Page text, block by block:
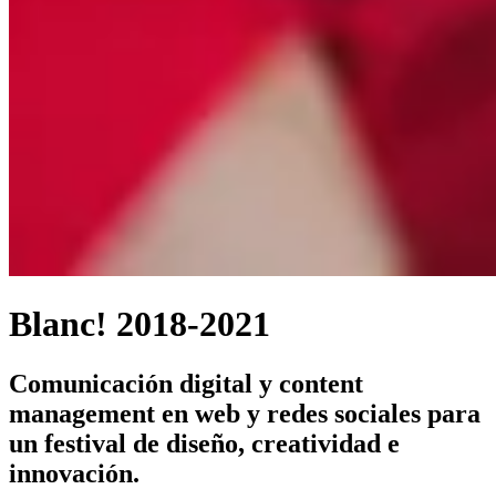
Blanc! 2018-2021
Comunicación digital y content
management en web y redes sociales para
un festival de diseño, creatividad e
innovación.